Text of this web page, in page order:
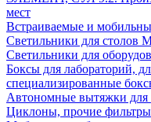
мест
Встраиваемые и
Светильники для
Светильники для
Боксы для лабораторий,
специализированные
Автономные вытяжки для
Циклоны, прочие фильтры